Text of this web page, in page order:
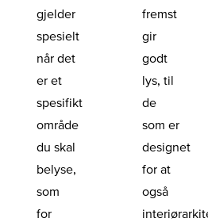
gjelder
spesielt
når det
er et
spesifikt
område
du skal
belyse,
som
for
fremst
gir
godt
lys, til
de
som er
designet
for at
også